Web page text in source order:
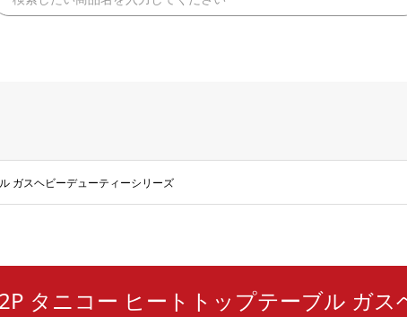
ガスヘビーデューティーシリーズ
タニコー ヒートトップテーブル ガス